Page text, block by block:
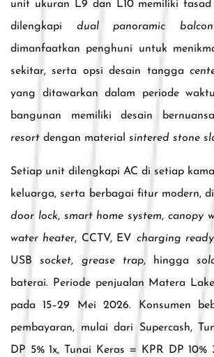
unit ukuran L9 dan L10 memiliki
dilengkapi dual panoramic
dimanfaatkan penghuni untuk
sekitar, serta opsi desain tangga
yang ditawarkan dalam periode
bangunan memiliki desain
resort dengan material sintered stone
Setiap unit dilengkapi AC di setiap
keluarga, serta berbagai fitur modern,
door lock, smart home system, canopy
water heater, CCTV, EV charging ready
USBsocket, grease trap, hingga
baterai. Periode penjualan Matera
pada 15–29 Mei 2026. Konsumen
pembayaran, mulai dari Supercash,
DP 5% 1x, Tunai Keras = KPR DP 10%